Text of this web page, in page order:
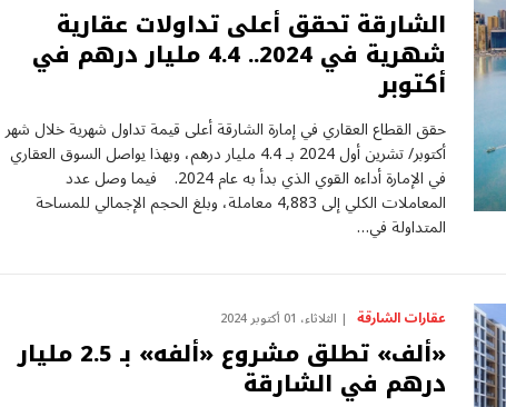
الشارقة تحقق أعلى تداولات عقارية
شهرية في 2024.. 4.4 مليار درهم في
أكتوبر
حقق القطاع العقاري في إمارة الشارقة أعلى قيمة تداول شهرية خلال شهر
أكتوبر/ تشرين أول 2024 بـ 4.4 مليار درهم، وبهذا يواصل السوق العقاري
في الإمارة أداءه القوي الذي بدأ به عام 2024. فيما وصل عدد
المعاملات الكلي إلى 4,883 معاملة، وبلغ الحجم الإجمالي للمساحة
المتداولة في…
عقارات الشارقة الثلاثاء، 01 أكتوبر 2024
«ألف» تطلق مشروع «ألفه» بـ 2.5 مليار
درهم في الشارقة